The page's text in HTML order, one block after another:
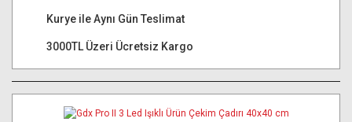
Kurye ile Aynı Gün Teslimat
3000TL Üzeri Ücretsiz Kargo